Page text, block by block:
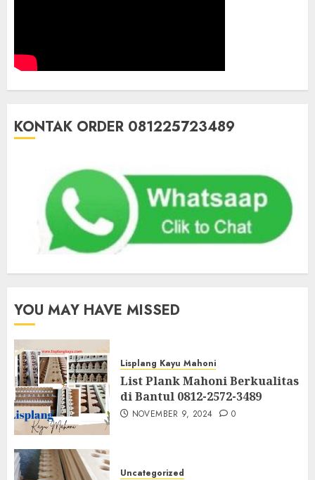
KONTAK ORDER 081225723489
YOU MAY HAVE MISSED
Lisplang Kayu Mahoni
List Plank Mahoni Berkualitas
di Bantul 0812-2572-3489
NOVEMBER 9, 2024 0
Uncategorized